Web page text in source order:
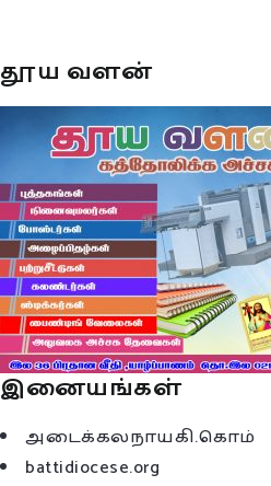
தூய வளன்
இனையங்கள்
அடைக்கலநாயகி.கொம்
battidiocese.org